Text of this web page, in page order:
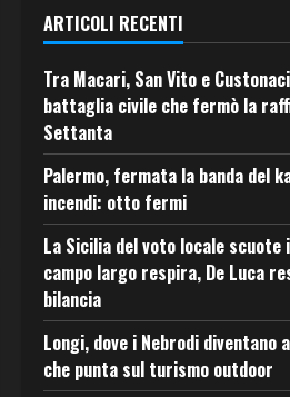
ARTICOLI RECENTI
Tra Macari, San Vito e
battaglia civile che fermò la
Settanta
Palermo, fermata la banda del
incendi: otto fermi
La Sicilia del voto locale
campo largo respira, De Luca
bilancia
Longi, dove i Nebrodi diventano
che punta sul turismo outdoor